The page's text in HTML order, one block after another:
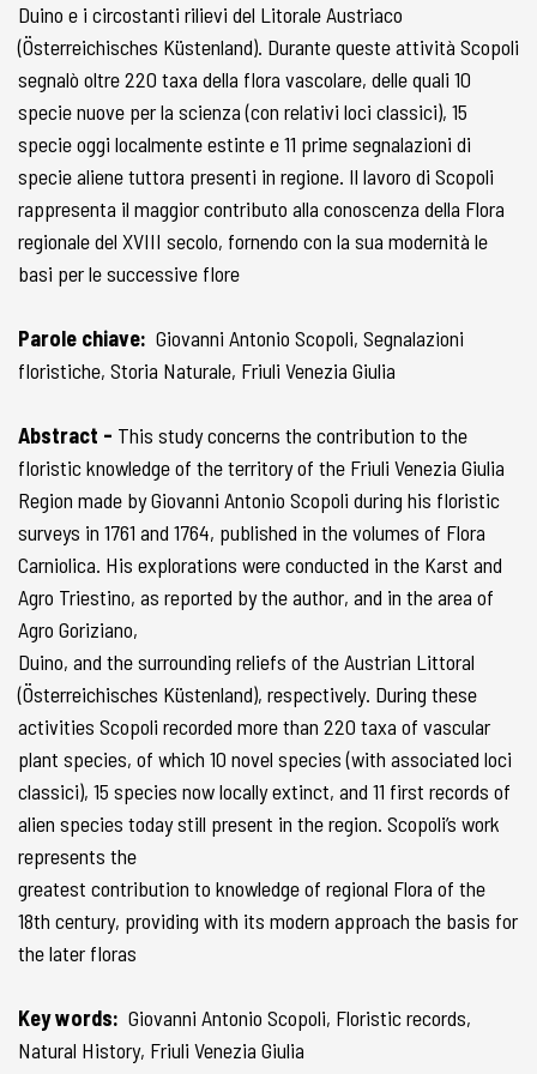
Duino e i circostanti rilievi del Litorale Austriaco
(Österreichisches Küstenland). Durante queste attività Scopoli
segnalò oltre 220 taxa della flora vascolare, delle quali 10
specie nuove per la scienza (con relativi loci classici), 15
specie oggi localmente estinte e 11 prime segnalazioni di
specie aliene tuttora presenti in regione. Il lavoro di Scopoli
rappresenta il maggior contributo alla conoscenza della Flora
regionale del XVIII secolo, fornendo con la sua modernità le
basi per le successive flore
Parole chiave: Giovanni Antonio Scopoli, Segnalazioni
floristiche, Storia Naturale, Friuli Venezia Giulia
Abstract - This study concerns the contribution to the
floristic knowledge of the territory of the Friuli Venezia Giulia
Region made by Giovanni Antonio Scopoli during his floristic
surveys in 1761 and 1764, published in the volumes of Flora
Carniolica. His explorations were conducted in the Karst and
Agro Triestino, as reported by the author, and in the area of
Agro Goriziano,
Duino, and the surrounding reliefs of the Austrian Littoral
(Österreichisches Küstenland), respectively. During these
activities Scopoli recorded more than 220 taxa of vascular
plant species, of which 10 novel species (with associated loci
classici), 15 species now locally extinct, and 11 first records of
alien species today still present in the region. Scopoli’s work
represents the
greatest contribution to knowledge of regional Flora of the
18th century, providing with its modern approach the basis for
the later floras
Key words: Giovanni Antonio Scopoli, Floristic records,
Natural History, Friuli Venezia Giulia